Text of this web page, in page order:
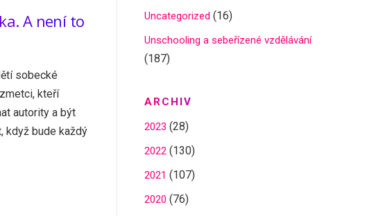
A není to
sobecké
kteří
autority a být
když bude každý
Uncategorized (16)
Unschooling a sebeřízené vzdělávání
(187)
ARCHIV
2023 (28)
2022 (130)
2021 (107)
2020 (76)